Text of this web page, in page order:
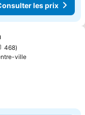
les prix
favoris
468
ville